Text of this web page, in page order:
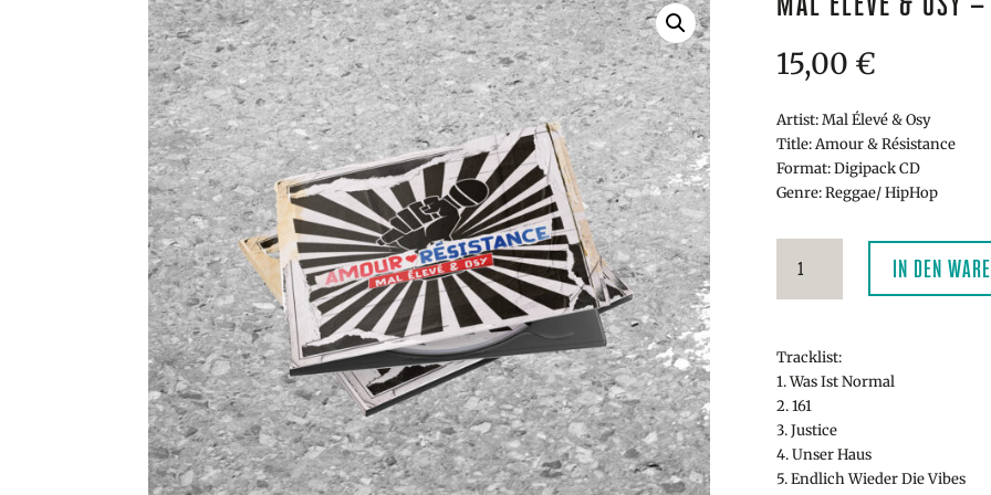
15,00 €
Artist: Mal Élevé & Osy
Title: Amour & Résistance
Format: Digipack CD
Genre: Reggae/ HipHop
Élevé
&
CD
IN DEN
Tracklist:
1. Was Ist Normal
2. 161
3. Justice
4. Unser Haus
5. Endlich Wieder Die Vibes